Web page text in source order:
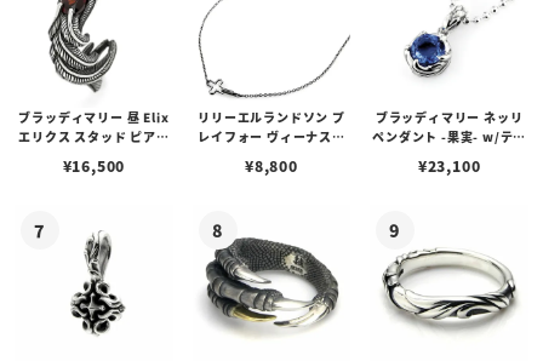
ブラッディマリー 昼 Elix
エリクス スタッド ピアス
¥16,500
リリーエルランドソン プ
レイフォー ヴィーナスチ
¥8,800
ブラッディマリー ネッリ
ペンダント -果実- w/ティ
¥23,100